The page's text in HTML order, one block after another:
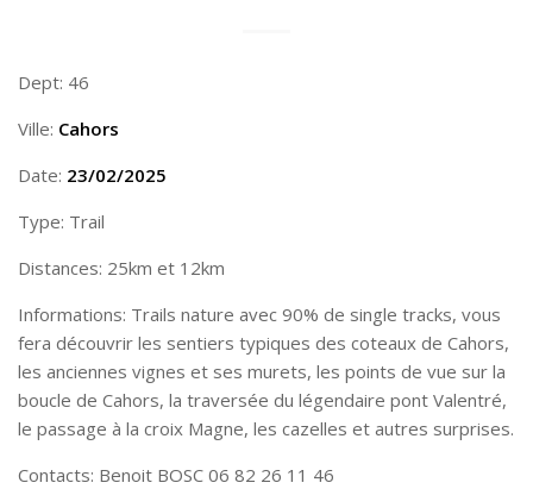
Dept: 46
Ville: Cahors
Date: 23/02/2025
Type: Trail
Distances: 25km et 12km
Informations: Trails nature avec 90% de single tracks, vous
fera découvrir les sentiers typiques des coteaux de Cahors,
les anciennes vignes et ses murets, les points de vue sur la
boucle de Cahors, la traversée du légendaire pont Valentré,
le passage à la croix Magne, les cazelles et autres surprises.
Contacts: Benoit BOSC 06 82 26 11 46